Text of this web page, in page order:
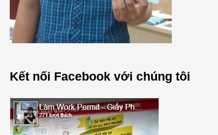
Kết nối Facebook với chúng tôi